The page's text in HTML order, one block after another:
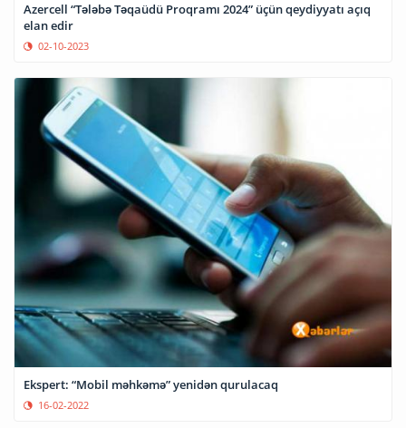
Azercell “Tələbə Təqaüdü Proqramı 2024” üçün qeydiyyatı açıq
elan edir
02-10-2023
Ekspert: “Mobil məhkəmə” yenidən qurulacaq
16-02-2022